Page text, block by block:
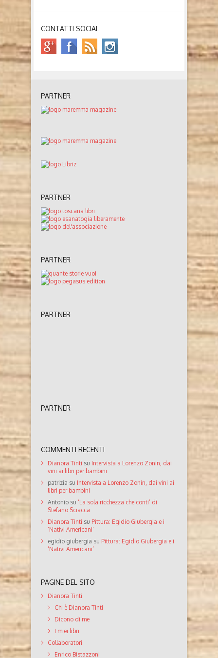
CONTATTI SOCIAL
PARTNER
PARTNER
PARTNER
PARTNER
PARTNER
COMMENTI RECENTI
Dianora Tinti su Intervista a Lorenzo Zonin, dai
vini ai libri per bambini
patrizia su Intervista a Lorenzo Zonin, dai vini ai
libri per bambini
Antonio su ‘La sola ricchezza che conti’ di
Stefano Sciacca
Dianora Tinti su Pittura: Egidio Giubergia e i
‘Nativi Americani’
egidio giubergia su Pittura: Egidio Giubergia e i
‘Nativi Americani’
PAGINE DEL SITO
Dianora Tinti
Chi è Dianora Tinti
Dicono di me
I miei libri
Collaboratori
Enrico Bistazzoni